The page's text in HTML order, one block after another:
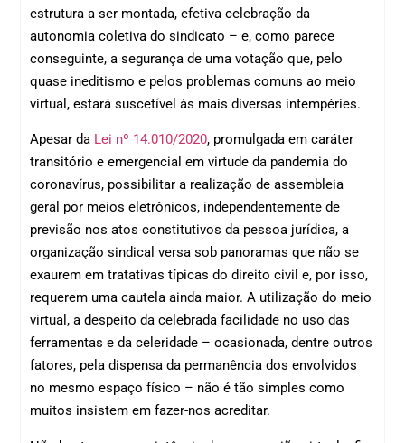
estrutura a ser montada, efetiva celebração da
autonomia coletiva do sindicato – e, como parece
conseguinte, a segurança de uma votação que, pelo
quase ineditismo e pelos problemas comuns ao meio
virtual, estará suscetível às mais diversas intempéries.
Apesar da Lei nº 14.010/2020, promulgada em caráter
transitório e emergencial em virtude da pandemia do
coronavírus, possibilitar a realização de assembleia
geral por meios eletrônicos, independentemente de
previsão nos atos constitutivos da pessoa jurídica, a
organização sindical versa sob panoramas que não se
exaurem em tratativas típicas do direito civil e, por isso,
requerem uma cautela ainda maior. A utilização do meio
virtual, a despeito da celebrada facilidade no uso das
ferramentas e da celeridade – ocasionada, dentre outros
fatores, pela dispensa da permanência dos envolvidos
no mesmo espaço físico – não é tão simples como
muitos insistem em fazer-nos acreditar.